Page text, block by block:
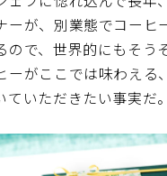
ーが、別業態でコーヒ
ので、世界的にもそう
ーがここでは味わえる
ていただきたい事実だ。